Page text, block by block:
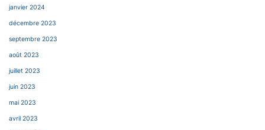
janvier 2024
décembre 2023
septembre 2023
août 2023
juillet 2023
juin 2023
mai 2023
avril 2023